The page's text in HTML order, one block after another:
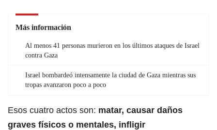
Más información
Al menos 41 personas murieron en los últimos ataques de Israel
contra Gaza
Israel bombardeó intensamente la ciudad de Gaza mientras sus
tropas avanzaron poco a poco
Esos cuatro actos son: matar, causar daños
graves físicos o mentales, infligir